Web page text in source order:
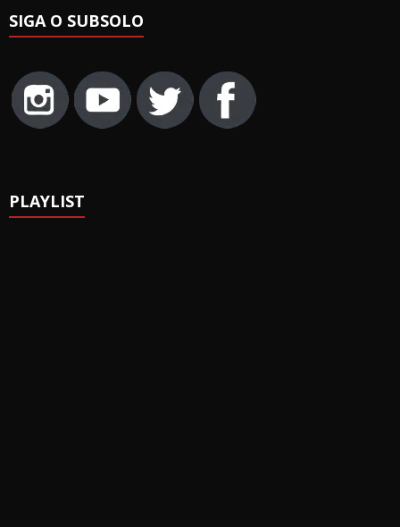
SIGA O SUBSOLO
PLAYLIST